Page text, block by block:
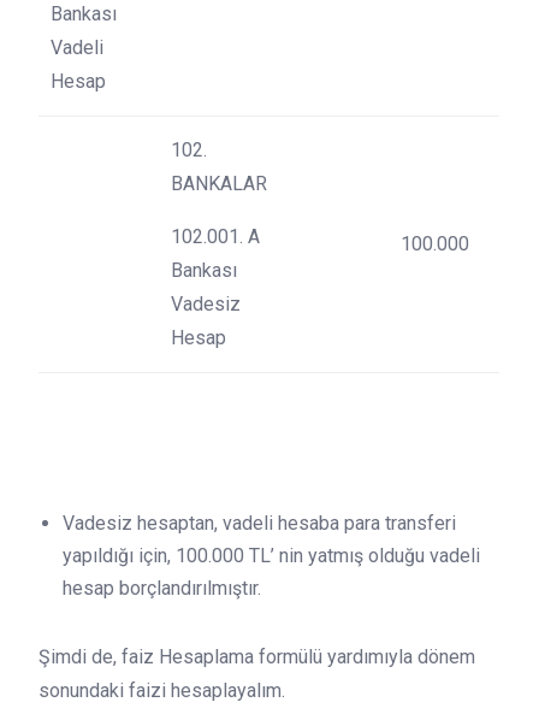
Bankası
Vadeli
Hesap
102.
BANKALAR
102.001. A
Bankası
Vadesiz
Hesap
100.000
Vadesiz hesaptan, vadeli hesaba para transferi
yapıldığı için, 100.000 TL’ nin yatmış olduğu vadeli
hesap borçlandırılmıştır.
Şimdi de, faiz Hesaplama formülü yardımıyla dönem
sonundaki faizi hesaplayalım.